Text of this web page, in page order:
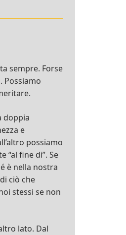
sempre. Forse
Possiamo
doppia
e
possiamo
“al fine di”. Se
è nella nostra
ciò che
stessi se non
lato. Dal